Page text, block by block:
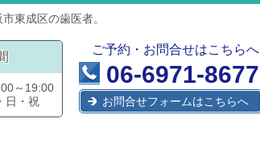
東成区の歯医者。
～19:00
日・祝
ご予約・お問合せはこちらへ
06-6971-8677
お問合せフォームはこちらへ